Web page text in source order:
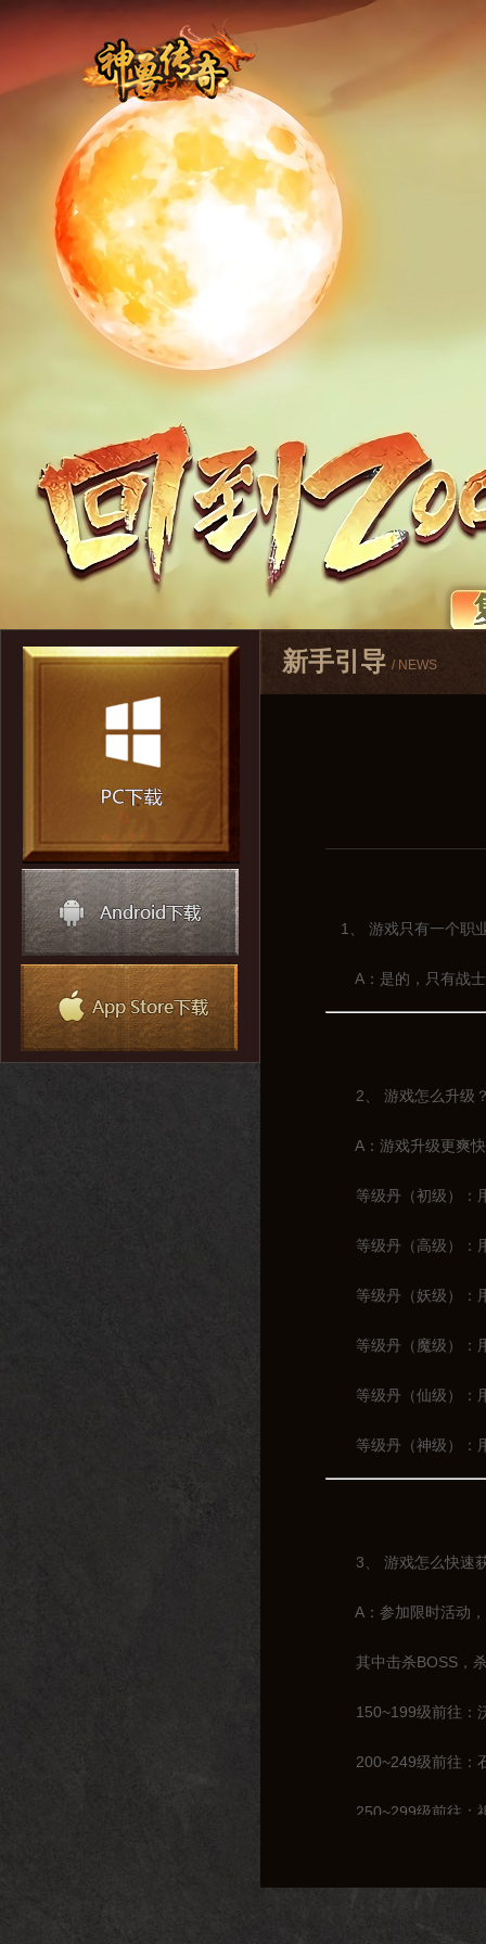
新手引导 / NEWS
1、 游戏只有一个职
A：是的，只有战士
2、 游戏怎么升级
A：游戏升级更爽快
等级丹（初级）：
等级丹（高级）：
等级丹（妖级）：
等级丹（魔级）：
等级丹（仙级）：
等级丹（神级）：
3、 游戏怎么快速
A：参加限时活动，
其中击杀BOSS，杀
150~199级前往：沃
200~249级前往：石
250~299级前往：祖